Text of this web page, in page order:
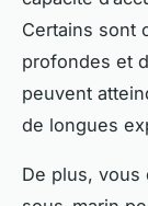
Certains sont
profondes et
peuvent
de longues
De plus, vous